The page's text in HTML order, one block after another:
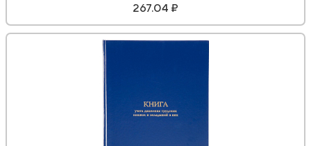
267.04 ₽